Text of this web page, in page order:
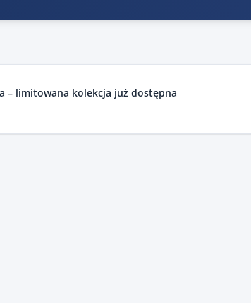
– limitowana kolekcja już dostępna